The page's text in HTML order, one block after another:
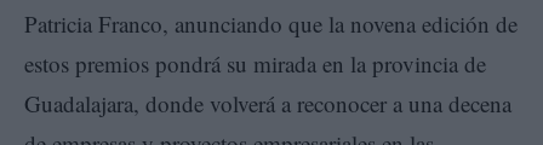
Patricia Franco, anunciando que la novena edición de
estos premios pondrá su mirada en la provincia de
Guadalajara, donde volverá a reconocer a una decena